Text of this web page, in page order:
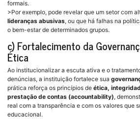
formais.
>Por exemplo, pode revelar que um setor com
lideranças abusivas, ou que há falhas na
o bem-estar de determinados grupos.
c) Fortalecimento da
Ética
Ao institucionalizar a escuta ativa e o
denúncias, a instituição fortalece sua
prática reforça os princípios de ética,
prestação de contas (accountability),
real com a transparência e com os valores que
educacional.